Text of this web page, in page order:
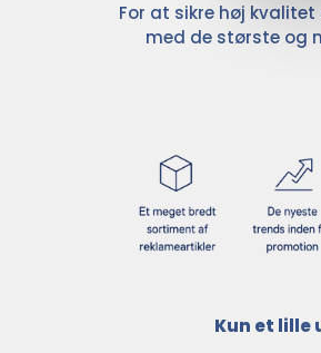
For at sikre høj
med de største og
Kun et lille